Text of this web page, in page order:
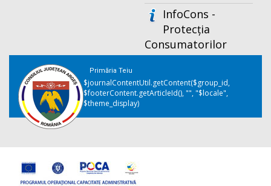
InfoCons -
Protecția
Consumatorilor
Primăria Teiu
$journalContentUtil.getContent($group_id,
$footerContent.getArticleId(), "", "$locale",
$theme_display)